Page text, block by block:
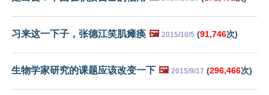
习来这一下子，张德江笑肌瘫痪 🖼️ 2015/10/5 (91,746次)
生物学家研究的课题应该改变一下 🖼️ 2015/9/17 (296,466次)